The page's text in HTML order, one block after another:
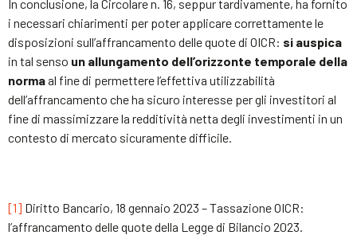
In conclusione, la Circolare n. 16, seppur tardivamente, ha fornito
i necessari chiarimenti per poter applicare correttamente le
disposizioni sull’affrancamento delle quote di OICR: si auspica
in tal senso un allungamento dell’orizzonte temporale della
normaal fine di permettere l’effettiva utilizzabilità
dell’affrancamento che ha sicuro interesse per gli investitori al
fine di massimizzare la redditività netta degli investimenti in un
contesto di mercato sicuramente difficile.
[1] Diritto Bancario, 18 gennaio 2023 – Tassazione OICR:
l’affrancamento delle quote della Legge di Bilancio 2023.